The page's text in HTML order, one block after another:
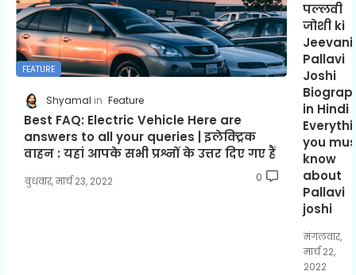
FEATURE
Shyamal Feature
Best FAQ: Electric Vehicle Here are
answers to all your queries | इलेक्ट्रिक
वाहन : यहां आपके सभी प्रश्नों के उत्तर दिए गए हैं
बुधवार, मार्च 23, 2022 0
पल्लवी
जोशी ki
Jeevani
Pallavi
Joshi
in Hindi |
you
know
about
Pallavi
joshi
मंगलवार,
मार्च 22,
2022